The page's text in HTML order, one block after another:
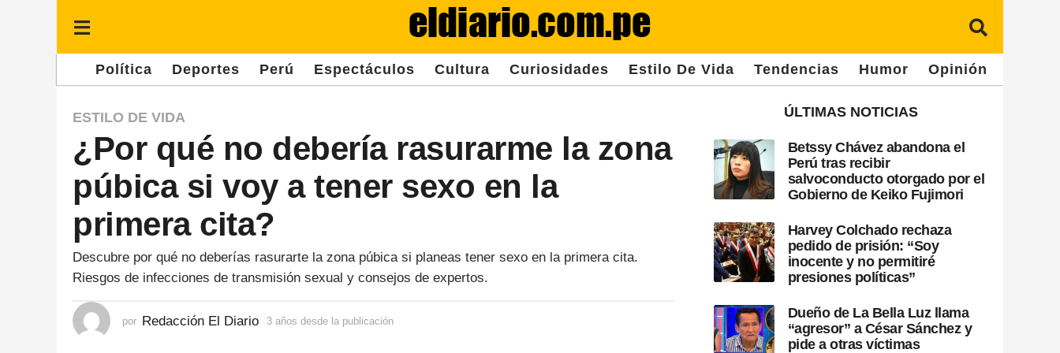
Política Deportes Perú Espectáculos Cultura Curiosidades Estilo De Vida Tendencias Humor Opinión
3
a
ñ
o
d
e
s
d
e
ESTILO DE VIDA
¿Por qué no debería rasurarme la zona
púbica si voy a tener sexo en la
primera cita?
Descubre por qué no deberías rasurarte la zona púbica si planeas tener sexo en la primera cita.
Riesgos de infecciones de transmisión sexual y consejos de expertos.
por Redacción El Diario 3 años desde la publicación
ÚLTIMAS NOTICIAS
Betssy Chávez abandona el
Perú tras recibir
salvoconducto otorgado por el
Gobierno de Keiko Fujimori
Harvey Colchado rechaza
pedido de prisión: “Soy
inocente y no permitiré
presiones políticas”
Dueño de La Bella Luz llama
“agresor” a César Sánchez y
pide a otras víctimas